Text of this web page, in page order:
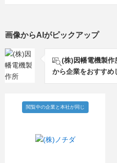
画像からAIがピックアップ
(株)因幡電機製作
から企業をおすすめ
閲覧中の企業と本社が同じ